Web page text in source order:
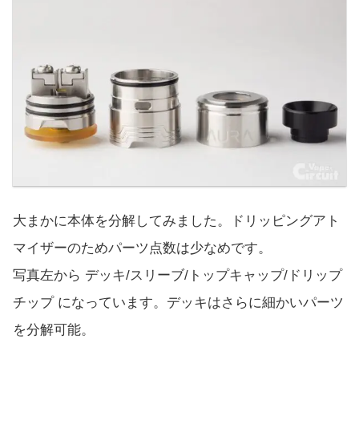
大まかに本体を分解してみました。ドリッピングアト
マイザーのためパーツ点数は少なめです。
写真左から デッキ/スリーブ/トップキャップ/ドリップ
チップ になっています。デッキはさらに細かいパーツ
を分解可能。